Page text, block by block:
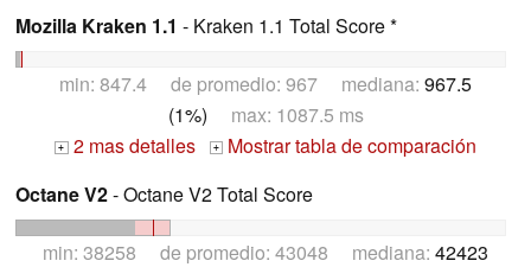
Mozilla Kraken 1.1 - Kraken 1.1 Total Score *
min: 847.4 de promedio: 967 mediana: 967.5
(1%) max: 1087.5 ms
+ 2 mas detalles +
Mostrar tabla de comparación
Octane V2- Octane V2 Total Score
min: 38258 de promedio: 43048 mediana: 42423